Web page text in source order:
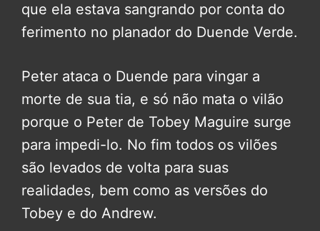
que ela estava sangrando por conta do
ferimento no planador do Duende Verde.
Peter ataca o Duende para vingar a
morte de sua tia, e só não mata o vilão
porque o Peter de Tobey Maguire surge
para impedi-lo. No fim todos os vilões
são levados de volta para suas
realidades, bem como as versões do
Tobey e do Andrew.